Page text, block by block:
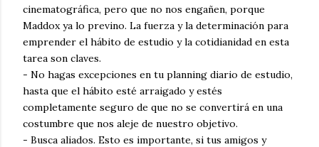
cinematográfica, pero que no nos engañen, porque
Maddox ya lo previno. La fuerza y la determinación para
emprender el hábito de estudio y la cotidianidad en esta
tarea son claves.
- No hagas excepciones en tu planning diario de estudio,
hasta que el hábito esté arraigado y estés
completamente seguro de que no se convertirá en una
costumbre que nos aleje de nuestro objetivo.
- Busca aliados. Esto es importante, si tus amigos y